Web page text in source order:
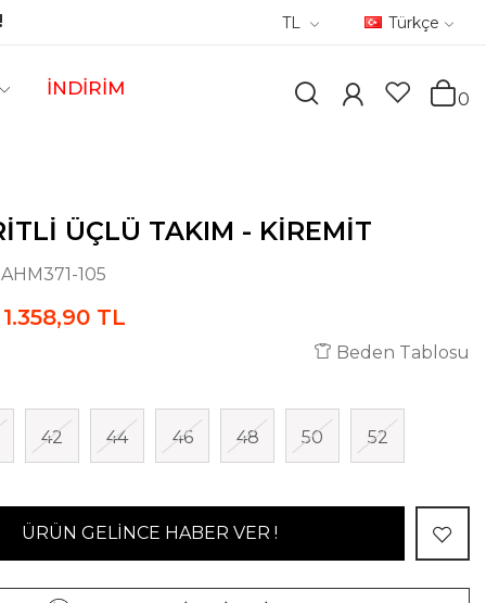
TL Türkçe
İNDİRİM
0
ÜÇLÜ TAKIM - KIREMIT
AHM371-105
1.358,90 TL
Beden Tablosu
42 44 46 48 50 52
ÜRÜN GELİNCE HABER VER !